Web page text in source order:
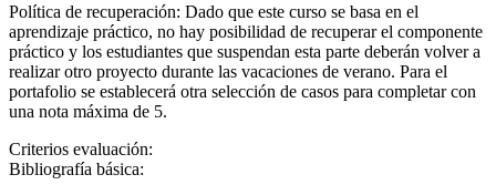
Política de recuperación: Dado que este curso se basa en el
aprendizaje práctico, no hay posibilidad de recuperar el componente
práctico y los estudiantes que suspendan esta parte deberán volver a
realizar otro proyecto durante las vacaciones de verano. Para el
portafolio se establecerá otra selección de casos para completar con
una nota máxima de 5.
Criterios evaluación:
Bibliografía básica: